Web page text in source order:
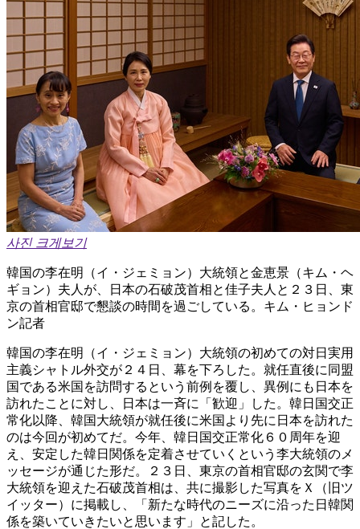
사진 크게보기
韓国の李在明（イ・ジェミョン）大統領と金恵景（キム・ヘ
ギョン）夫人が、日本の石破茂首相と佳子夫人と２３日、東
京の首相官邸で懇談の時間を過ごしている。キム・ヒョンド
ン記者
韓国の李在明（イ・ジェミョン）大統領の初めての対日実用
主義シャトル外交が２４日、幕を下ろした。就任直後に同盟
国である米国を訪問するという前例を覆し、異例にも日本を
訪れたことに対し、日本は一斉に「歓迎」した。韓日国交正
常化以降、韓国大統領が就任後に米国より先に日本を訪れた
のは今回が初めてだ。今年、韓日国交正常化６０周年を迎
え、安定した韓日関係を定着させていくという李大統領のメ
ッセージが通じた形だ。２３日、東京の首相官邸の玄関で李
大統領を迎えた石破茂首相は、共に撮影した写真をＸ（旧ツ
イッター）に掲載し、「新たな時代のニーズに沿った日韓関
係を築いていきたいと思います」と記した。